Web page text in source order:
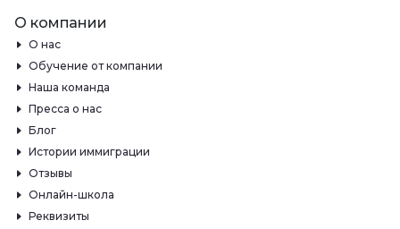
О компании
О нас
Обучение от компании
Наша команда
Пресса о нас
Блог
Истории иммиграции
Отзывы
Онлайн-школа
Реквизиты